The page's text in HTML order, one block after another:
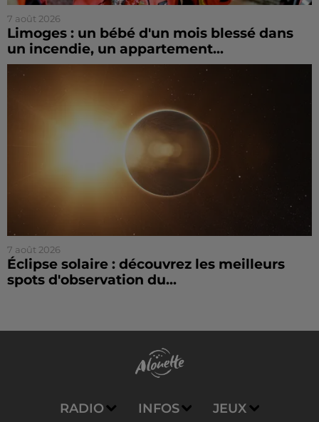
7 août 2026
Limoges : un bébé d'un mois blessé dans
un incendie, un appartement...
7 août 2026
Éclipse solaire : découvrez les meilleurs
spots d'observation du...
RADIO INFOS JEUX